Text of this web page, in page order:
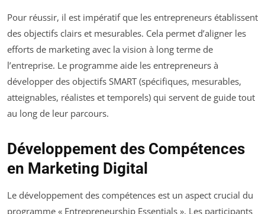
Pour réussir, il est impératif que les entrepreneurs établissent
des objectifs clairs et mesurables. Cela permet d’aligner les
efforts de marketing avec la vision à long terme de
l’entreprise. Le programme aide les entrepreneurs à
développer des objectifs SMART (spécifiques, mesurables,
atteignables, réalistes et temporels) qui servent de guide tout
au long de leur parcours.
Développement des Compétences
en Marketing Digital
Le développement des compétences est un aspect crucial du
programme « Entrepreneurship Essentials ». Les participants